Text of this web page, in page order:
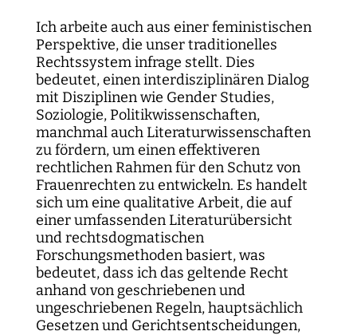
Ich arbeite auch aus einer feministischen
Perspektive, die unser traditionelles
Rechtssystem infrage stellt. Dies
bedeutet, einen interdisziplinären Dialog
mit Disziplinen wie Gender Studies,
Soziologie, Politikwissenschaften,
manchmal auch Literaturwissenschaften
zu fördern, um einen effektiveren
rechtlichen Rahmen für den Schutz von
Frauenrechten zu entwickeln. Es handelt
sich um eine qualitative Arbeit, die auf
einer umfassenden Literaturübersicht
und rechtsdogmatischen
Forschungsmethoden basiert, was
bedeutet, dass ich das geltende Recht
anhand von geschriebenen und
ungeschriebenen Regeln, hauptsächlich
Gesetzen und Gerichtsentscheidungen,